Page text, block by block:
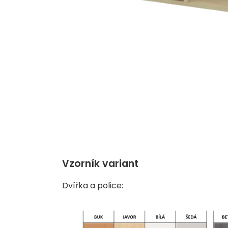
Vzorník variant
Dvířka a police: